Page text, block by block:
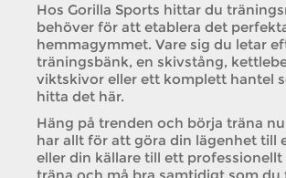
Hos Gorilla Sports hittar du
behöver för att etablera det
hemmagymmet. Vare sig du letar
träningsbänk, en skivstång,
viktskivor eller ett komplett hantel
hitta det här.
Häng på trenden och börja träna
har allt för att göra din lägenhet till
eller din källare till ett